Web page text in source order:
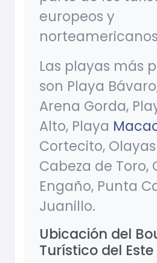
europeos y
Las playas más
son Playa
Arena Gorda,
Alto, Playa
Cortecito,
Cabeza de Toro,
Engaño, Punta
Juanillo.
Ubicación del
Turístico del Este